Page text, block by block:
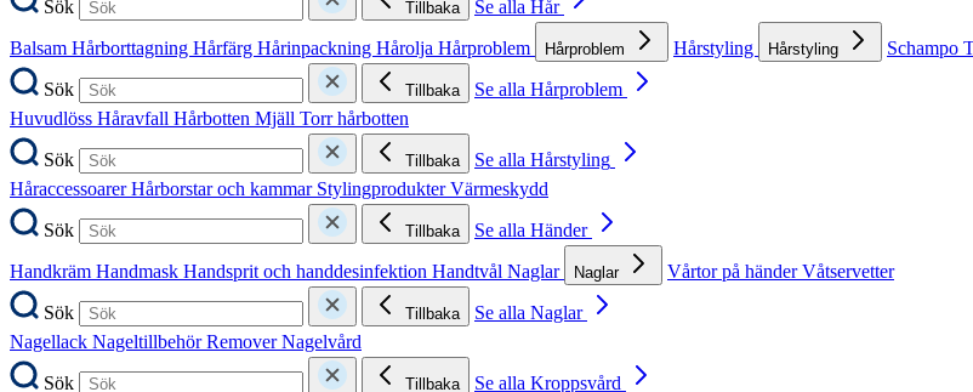
Sök
Tillbaka
Se alla Hår
Balsam Hårborttagning Hårfärg Hårinpackning Hårolja Hårproblem Hårproblem Hårstyling Hårstyling Schampo
Sök
Tillbaka
Se alla Hårproblem
Huvudlöss Håravfall Hårbotten Mjäll Torr hårbotten
Sök
Tillbaka
Se alla Hårstyling
HåraccessoarerHårborstar och kammar StylingprodukterVärmeskydd
Sök
Tillbaka
Se alla Händer
Handkräm Handmask Handsprit och handdesinfektion Handtvål Naglar Naglar Vårtor på händerVåtservetter
Sök
Tillbaka
Se alla Naglar
Nagellack NageltillbehörRemoverNagelvård
Sök
Tillbaka
Se alla Kroppsvård